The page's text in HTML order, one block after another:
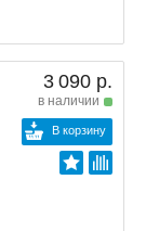
3 090 р.
в наличии
В корзину